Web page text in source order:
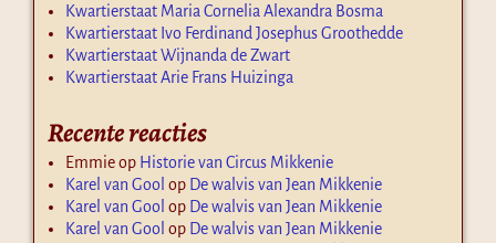
Kwartierstaat Maria Cornelia Alexandra Bosma
Kwartierstaat Ivo Ferdinand Josephus Groothedde
Kwartierstaat Wijnanda de Zwart
Kwartierstaat Arie Frans Huizinga
Recente reacties
Emmieop Historie van Circus Mikkenie
Karel van Gool op De walvis van Jean Mikkenie
Karel van Gool op De walvis van Jean Mikkenie
Karel van Gool op De walvis van Jean Mikkenie